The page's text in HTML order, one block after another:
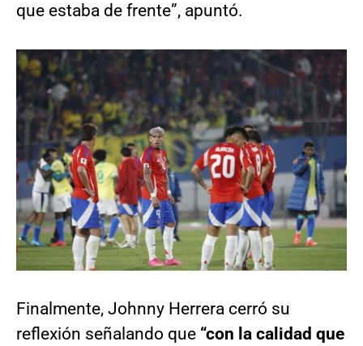
que estaba de frente”, apuntó.
Finalmente, Johnny Herrera cerró su
reflexión señalando que “con la calidad que